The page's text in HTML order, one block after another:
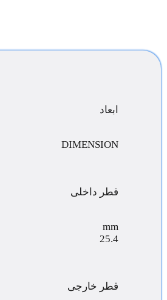
ابعاد
DIMENSION
قطر داخلی
mm
25.4
قطر خارجی